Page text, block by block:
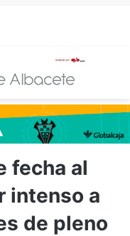
fecha al
intenso a
de pleno